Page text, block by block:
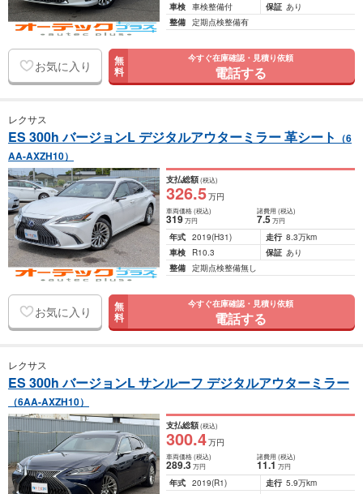
車検 車検整備付 保証 あり
整備 定期点検整備有
お気に入り 無
料
今すぐ在庫確認・見積り依頼
電話する
レクサス
ES 300h バージョンL デジタルアウターミラー 革シート （6
AA-AXZH10）
支払総額(税込)
326.5万円
車両価格(税込)
319万円
諸費用 (税込)
7.5 万円
年式 2019(H31) 走行 8.3万km
車検
R10.3 保証 あり
整備 定期点検整備無し
お気に入り 無
料
今すぐ在庫確認・見積り依頼
電話する
レクサス
ES 300h バージョンL サンルーフ デジタルアウターミラー
（6AA-AXZH10）
支払総額(税込)
300.4万円
車両価格(税込)
289.3万円
諸費用 (税込)
11.1 万円
年式 2019(R1) 走行 5.9万km